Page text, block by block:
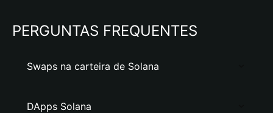
PERGUNTAS FREQUENTES
Swaps na carteira de Solana
DApps Solana